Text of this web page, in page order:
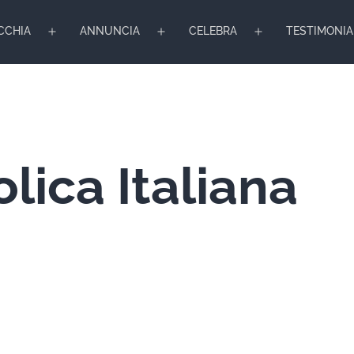
Apri
ANNUNCIA
Apri
CELEBRA
Apri
TESTIMONIA
Italiana